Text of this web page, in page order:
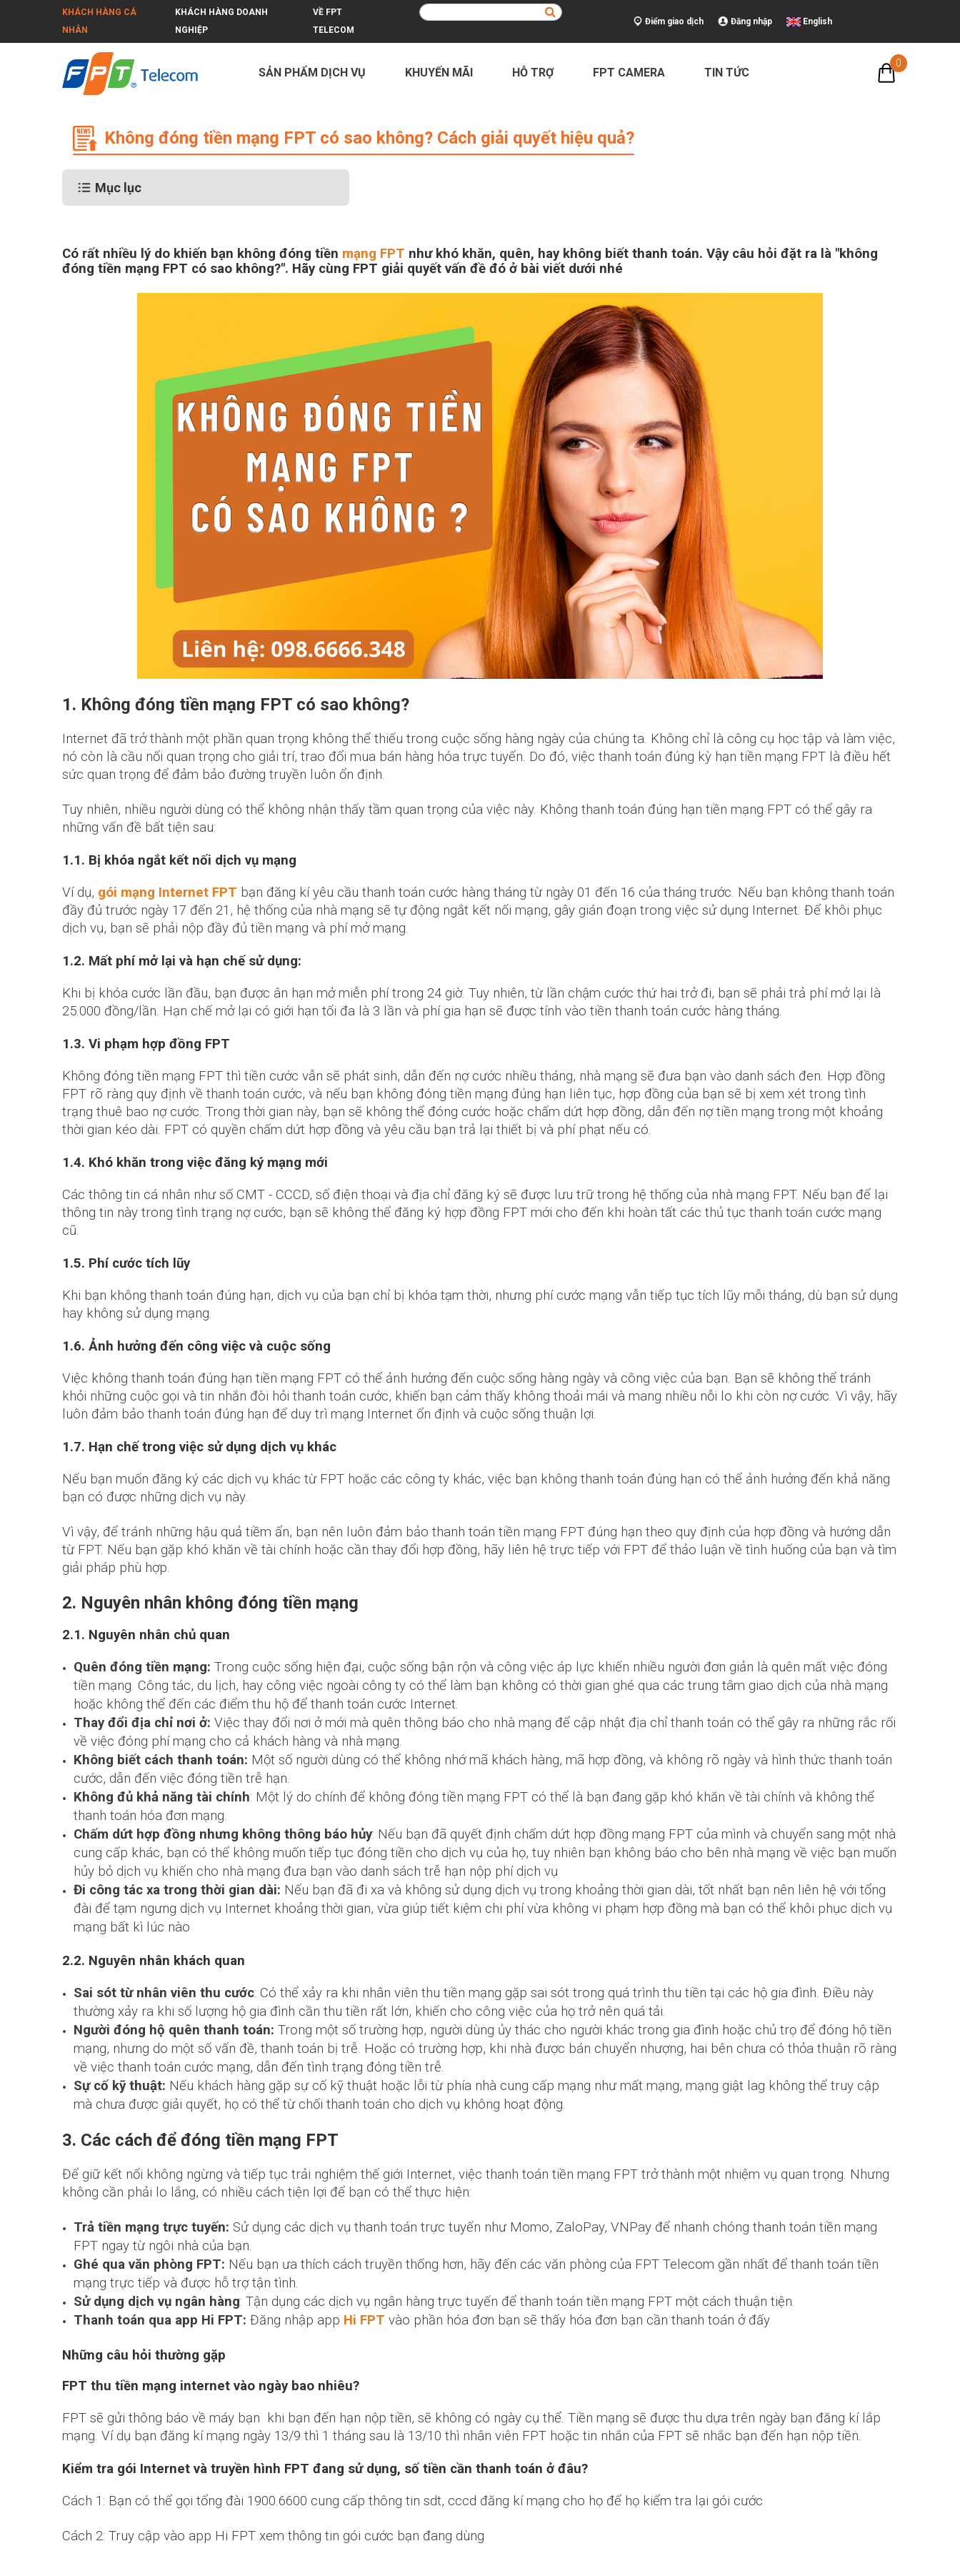
KHÁCH HÀNG CÁ
NHÂN
KHÁCH HÀNG DOANH
NGHIỆP
VỀ FPT
TELECOM
Điểm giao dịch Đăng nhập English
SẢN PHẨM DỊCH VỤ KHUYẾN MÃI HỖ TRỢ FPT CAMERA TIN TỨC
0
Không đóng tiền mạng FPT có sao không? Cách giải quyết hiệu quả?
Mục lục
Có rất nhiều lý do khiến bạn không đóng tiền mạng FPT như khó khăn, quên, hay không biết thanh toán. Vậy câu hỏi đặt ra là "không
đóng tiền mạng FPT có sao không?". Hãy cùng FPT giải quyết vấn đề đó ở bài viết dưới nhé
1. Không đóng tiền mạng FPT có sao không?
Internet đã trở thành một phần quan trọng không thể thiếu trong cuộc sống hàng ngày của chúng ta. Không chỉ là công cụ học tập và làm việc,
nó còn là cầu nối quan trọng cho giải trí, trao đổi mua bán hàng hóa trực tuyến. Do đó, việc thanh toán đúng kỳ hạn tiền mạng FPT là điều hết
sức quan trọng để đảm bảo đường truyền luôn ổn định.
Tuy nhiên, nhiều người dùng có thể không nhận thấy tầm quan trọng của việc này. Không thanh toán đúng hạn tiền mạng FPT có thể gây ra
những vấn đề bất tiện sau:
1.1. Bị khóa ngắt kết nối dịch vụ mạng
Ví dụ, gói mạng Internet FPT bạn đăng kí yêu cầu thanh toán cước hàng tháng từ ngày 01 đến 16 của tháng trước. Nếu bạn không thanh toán
đầy đủ trước ngày 17 đến 21, hệ thống của nhà mạng sẽ tự động ngắt kết nối mạng, gây gián đoạn trong việc sử dụng Internet. Để khôi phục
dịch vụ, bạn sẽ phải nộp đầy đủ tiền mạng và phí mở mạng.
1.2. Mất phí mở lại và hạn chế sử dụng:
Khi bị khóa cước lần đầu, bạn được ân hạn mở miễn phí trong 24 giờ. Tuy nhiên, từ lần chậm cước thứ hai trở đi, bạn sẽ phải trả phí mở lại là
25.000 đồng/lần. Hạn chế mở lại có giới hạn tối đa là 3 lần và phí gia hạn sẽ được tính vào tiền thanh toán cước hàng tháng.
1.3. Vi phạm hợp đồng FPT
Không đóng tiền mạng FPT thì tiền cước vẫn sẽ phát sinh, dẫn đến nợ cước nhiều tháng, nhà mạng sẽ đưa bạn vào danh sách đen. Hợp đồng
FPT rõ ràng quy định về thanh toán cước, và nếu bạn không đóng tiền mạng đúng hạn liên tục, hợp đồng của bạn sẽ bị xem xét trong tình
trạng thuê bao nợ cước. Trong thời gian này, bạn sẽ không thể đóng cước hoặc chấm dứt hợp đồng, dẫn đến nợ tiền mạng trong một khoảng
thời gian kéo dài. FPT có quyền chấm dứt hợp đồng và yêu cầu bạn trả lại thiết bị và phí phạt nếu có.
1.4. Khó khăn trong việc đăng ký mạng mới
Các thông tin cá nhân như số CMT - CCCD, số điện thoại và địa chỉ đăng ký sẽ được lưu trữ trong hệ thống của nhà mạng FPT. Nếu bạn để lại
thông tin này trong tình trạng nợ cước, bạn sẽ không thể đăng ký hợp đồng FPT mới cho đến khi hoàn tất các thủ tục thanh toán cước mạng
cũ.
1.5. Phí cước tích lũy
Khi bạn không thanh toán đúng hạn, dịch vụ của bạn chỉ bị khóa tạm thời, nhưng phí cước mạng vẫn tiếp tục tích lũy mỗi tháng, dù bạn sử dụng
hay không sử dụng mạng.
1.6. Ảnh hưởng đến công việc và cuộc sống
Việc không thanh toán đúng hạn tiền mạng FPT có thể ảnh hưởng đến cuộc sống hàng ngày và công việc của bạn. Bạn sẽ không thể tránh
khỏi những cuộc gọi và tin nhắn đòi hỏi thanh toán cước, khiến bạn cảm thấy không thoải mái và mang nhiều nỗi lo khi còn nợ cước. Vì vậy, hãy
luôn đảm bảo thanh toán đúng hạn để duy trì mạng Internet ổn định và cuộc sống thuận lợi.
1.7. Hạn chế trong việc sử dụng dịch vụ khác
Nếu bạn muốn đăng ký các dịch vụ khác từ FPT hoặc các công ty khác, việc bạn không thanh toán đúng hạn có thể ảnh hưởng đến khả năng
bạn có được những dịch vụ này.
Vì vậy, để tránh những hậu quả tiềm ẩn, bạn nên luôn đảm bảo thanh toán tiền mạng FPT đúng hạn theo quy định của hợp đồng và hướng dẫn
từ FPT. Nếu bạn gặp khó khăn về tài chính hoặc cần thay đổi hợp đồng, hãy liên hệ trực tiếp với FPT để thảo luận về tình huống của bạn và tìm
giải pháp phù hợp.
2. Nguyên nhân không đóng tiền mạng
2.1. Nguyên nhân chủ quan
Quên đóng tiền mạng: Trong cuộc sống hiện đại, cuộc sống bận rộn và công việc áp lực khiến nhiều người đơn giản là quên mất việc đóng
tiền mạng. Công tác, du lịch, hay công việc ngoài công ty có thể làm bạn không có thời gian ghé qua các trung tâm giao dịch của nhà mạng
hoặc không thể đến các điểm thu hộ để thanh toán cước Internet.
Thay đổi địa chỉ nơi ở: Việc thay đổi nơi ở mới mà quên thông báo cho nhà mạng để cập nhật địa chỉ thanh toán có thể gây ra những rắc rối
về việc đóng phí mạng cho cả khách hàng và nhà mạng.
Không biết cách thanh toán: Một số người dùng có thể không nhớ mã khách hàng, mã hợp đồng, và không rõ ngày và hình thức thanh toán
cước, dẫn đến việc đóng tiền trễ hạn.
Không đủ khả năng tài chính: Một lý do chính để không đóng tiền mạng FPT có thể là bạn đang gặp khó khăn về tài chính và không thể
thanh toán hóa đơn mạng.
Chấm dứt hợp đồng nhưng không thông báo hủy: Nếu bạn đã quyết định chấm dứt hợp đồng mạng FPT của mình và chuyển sang một nhà
cung cấp khác, bạn có thể không muốn tiếp tục đóng tiền cho dịch vụ của họ, tuy nhiên bạn không báo cho bên nhà mạng về việc bạn muốn
hủy bỏ dịch vụ khiến cho nhà mạng đưa bạn vào danh sách trễ hạn nộp phí dịch vụ
Đi công tác xa trong thời gian dài: Nếu bạn đã đi xa và không sử dụng dịch vụ trong khoảng thời gian dài, tốt nhất bạn nên liên hệ với tổng
đài để tạm ngưng dịch vụ Internet khoảng thời gian, vừa giúp tiết kiệm chi phí vừa không vi phạm hợp đồng mà bạn có thể khôi phục dịch vụ
mạng bất kì lúc nào
2.2. Nguyên nhân khách quan
Sai sót từ nhân viên thu cước: Có thể xảy ra khi nhân viên thu tiền mạng gặp sai sót trong quá trình thu tiền tại các hộ gia đình. Điều này
thường xảy ra khi số lượng hộ gia đình cần thu tiền rất lớn, khiến cho công việc của họ trở nên quá tải.
Người đóng hộ quên thanh toán: Trong một số trường hợp, người dùng ủy thác cho người khác trong gia đình hoặc chủ trọ để đóng hộ tiền
mạng, nhưng do một số vấn đề, thanh toán bị trễ. Hoặc có trường hợp, khi nhà được bán chuyển nhượng, hai bên chưa có thỏa thuận rõ ràng
về việc thanh toán cước mạng, dẫn đến tình trạng đóng tiền trễ.
Sự cố kỹ thuật: Nếu khách hàng gặp sự cố kỹ thuật hoặc lỗi từ phía nhà cung cấp mạng như mất mạng, mạng giật lag không thể truy cập
mà chưa được giải quyết, họ có thể từ chối thanh toán cho dịch vụ không hoạt động.
3. Các cách để đóng tiền mạng FPT
Để giữ kết nối không ngừng và tiếp tục trải nghiệm thế giới Internet, việc thanh toán tiền mạng FPT trở thành một nhiệm vụ quan trọng. Nhưng
không cần phải lo lắng, có nhiều cách tiện lợi để bạn có thể thực hiện:
Trả tiền mạng trực tuyến: Sử dụng các dịch vụ thanh toán trực tuyến như Momo, ZaloPay, VNPay để nhanh chóng thanh toán tiền mạng
FPT ngay từ ngôi nhà của bạn.
Ghé qua văn phòng FPT: Nếu bạn ưa thích cách truyền thống hơn, hãy đến các văn phòng của FPT Telecom gần nhất để thanh toán tiền
mạng trực tiếp và được hỗ trợ tận tình.
Sử dụng dịch vụ ngân hàng: Tận dụng các dịch vụ ngân hàng trực tuyến để thanh toán tiền mạng FPT một cách thuận tiện.
Thanh toán qua app Hi FPT: Đăng nhập app Hi FPT vào phần hóa đơn bạn sẽ thấy hóa đơn bạn cần thanh toán ở đấy
Những câu hỏi thường gặp
FPT thu tiền mạng internet vào ngày bao nhiêu?
FPT sẽ gửi thông báo về máy bạn khi bạn đến hạn nộp tiền, sẽ không có ngày cụ thể. Tiền mạng sẽ được thu dựa trên ngày bạn đăng kí lắp
mạng. Ví dụ bạn đăng kí mạng ngày 13/9 thì 1 tháng sau là 13/10 thì nhân viên FPT hoặc tin nhắn của FPT sẽ nhắc bạn đến hạn nộp tiền.
Kiểm tra gói Internet và truyền hình FPT đang sử dụng, số tiền cần thanh toán ở đâu?
Cách 1: Bạn có thể gọi tổng đài 1900.6600 cung cấp thông tin sdt, cccd đăng kí mạng cho họ để họ kiểm tra lại gói cước
Cách 2: Truy cập vào app Hi FPT xem thông tin gói cước bạn đang dùng